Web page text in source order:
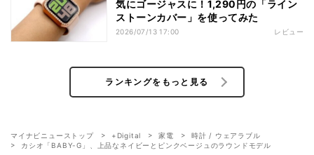
気にゴージャスに！1,290円の「ライン
ストーンカバー」を使ってみた
2026/07/13 17:00 レビュー
ランキングをもっと見る
マイナビニューストップ +Digital 家電
時計 / ウェアラブル
カシオ「BABY-G」、上品なネイビーとピンクベージュのラウンドモデル